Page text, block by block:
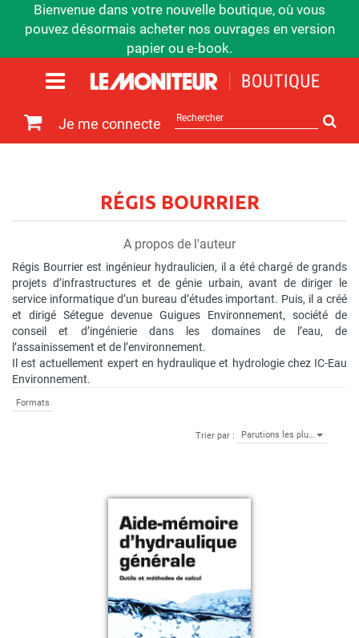
Bienvenue dans votre nouvelle boutique, où vous
pouvez désormais acheter nos ouvrages en version
papier ou e-book.
Je me connecte
sur
le
RÉGIS BOURRIER
A propos de l'auteur
Régis Bourrier est ingénieur hydraulicien, il a été chargé de grands
projets d’infrastructures et de génie urbain, avant de diriger le
service informatique d’un bureau d’études important. Puis, il a créé
et dirigé Sétegue devenue Guigues Environnement, société de
conseil et d’ingénierie dans les domaines de l’eau, de
l’assainissement et de l’environnement.
Il est actuellement expert en hydraulique et hydrologie chez IC-Eau
Environnement.
Formats
Trier par : Parutions les plu…